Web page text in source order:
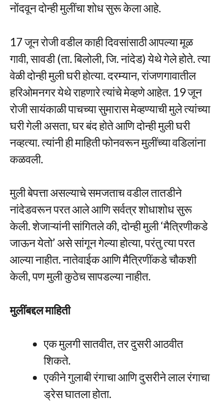
नोंदवून दोन्ही मुलींचा शोध सुरू केला आहे.
17 जून रोजी वडील काही दिवसांसाठी आपल्या मूळ
गावी, सावडी (ता. बिलोली, जि. नांदेड) येथे गेले होते. त्या
वेळी दोन्ही मुली घरी होत्या. दरम्यान, रांजणगावातील
हरिओमनगर येथे राहणारे त्यांचे मेव्हणे आहेत. 19 जून
रोजी सायंकाळी पाचच्या सुमारास मेव्हण्याची मुले त्यांच्या
घरी गेली असता, घर बंद होते आणि दोन्ही मुली घरी
नव्हत्या. त्यांनी ही माहिती फोनवरून मुलींच्या वडिलांना
कळवली.
मुली बेपत्ता असल्याचे समजताच वडील तातडीने
नांदेडवरून परत आले आणि सर्वत्र शोधाशोध सुरू
केली. शेजाऱ्यांनी सांगितले की, दोन्ही मुली ‘मैत्रिणीकडे
जाऊन येतो’ असे सांगून गेल्या होत्या, परंतु त्या परत
आल्या नाहीत. नातेवाईक आणि मैत्रिणींकडे चौकशी
केली, पण मुली कुठेच सापडल्या नाहीत.
मुलींबद्दल माहिती
एक मुलगी सातवीत, तर दुसरी आठवीत
शिकते.
एकीने गुलाबी रंगाचा आणि दुसरीने लाल रंगाचा
ड्रेस घातला होता.